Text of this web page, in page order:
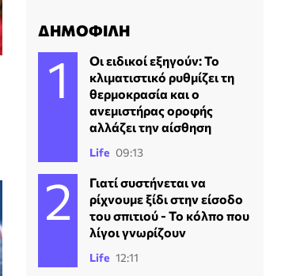
ΔΗΜΟΦΙΛΗ
Οι ειδικοί εξηγούν: Το
κλιματιστικό ρυθμίζει τη
θερμοκρασία και ο
ανεμιστήρας οροφής
αλλάζει την αίσθηση
Life 09:13
Γιατί συστήνεται να
ρίχνουμε ξίδι στην είσοδο
του σπιτιού - Το κόλπο που
λίγοι γνωρίζουν
Life 12:11